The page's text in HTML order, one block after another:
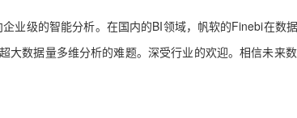
企业级的智能分析。在国内的BI领域，帆软的Finebi在数
数据量多维分析的难题。深受行业的欢迎。相信未来